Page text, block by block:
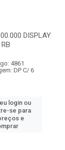
DISPLAY
RB
4861
DP C/ 6
login ou
se para
e